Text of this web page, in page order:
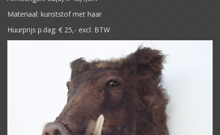
Materiaal: kunststof met haar
Huurprijs p.dag: € 25,- excl. BTW